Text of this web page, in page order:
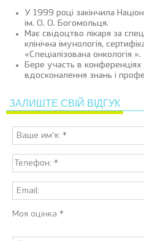
У 1999 році закінчила
ім. О. О. Богомольця.
Має свідоцтво лікаря за
клінічна імунологія,
«Спеціалізована онкологія ».
Бере участь в конференціях
вдосконалення знань і
ЗАЛИШТЕ СВІЙ ВІДГУК
Моя оцінка *